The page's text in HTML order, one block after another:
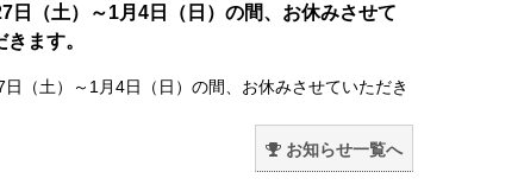
日（土）～1月4日（日）の間、お休みさせて
きます。
日（土）～1月4日（日）の間、お休みさせていただき
お知らせ一覧へ